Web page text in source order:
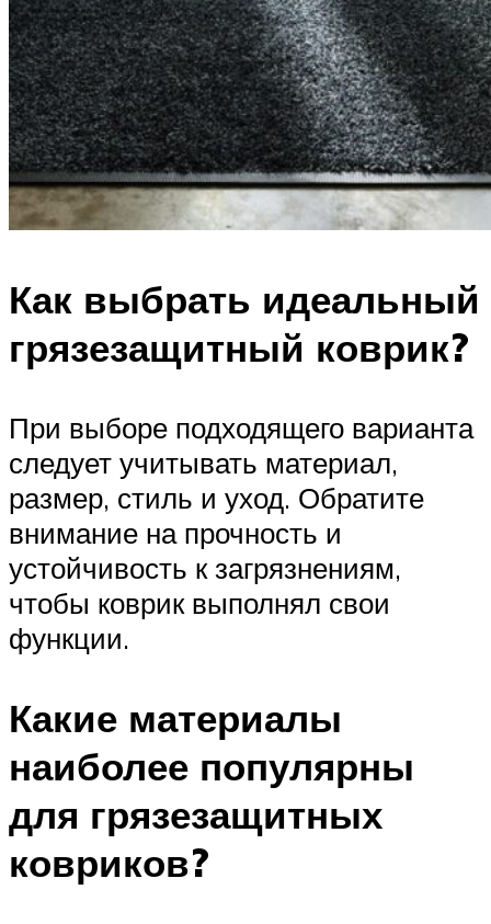
Как выбрать идеальный
грязезащитный коврик?
При выборе подходящего варианта
следует учитывать материал,
размер, стиль и уход. Обратите
внимание на прочность и
устойчивость к загрязнениям,
чтобы коврик выполнял свои
функции.
Какие материалы
наиболее популярны
для грязезащитных
ковриков?